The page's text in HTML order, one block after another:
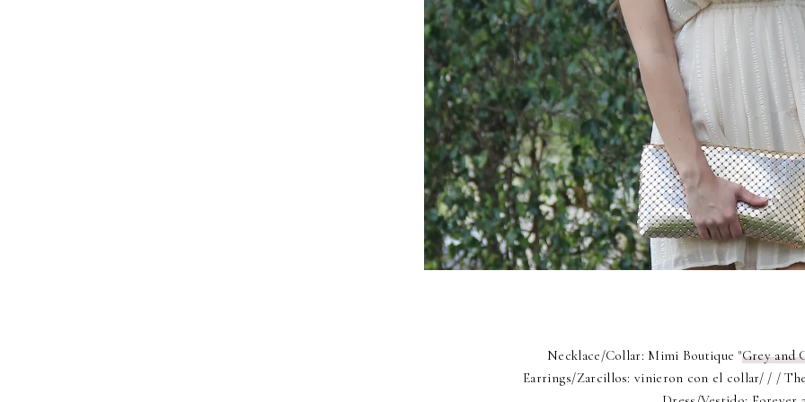
Necklace/Collar: Mimi Boutique "Grey and
Earrings/Zarcillos: vinieron con el collar/ / /